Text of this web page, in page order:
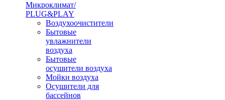
Микроклимат/
PLUG&PLAY
Воздухоочистители
Бытовые
увлажнители
воздуха
Бытовые
осушители воздуха
Мойки воздуха
Осушители для
бассейнов